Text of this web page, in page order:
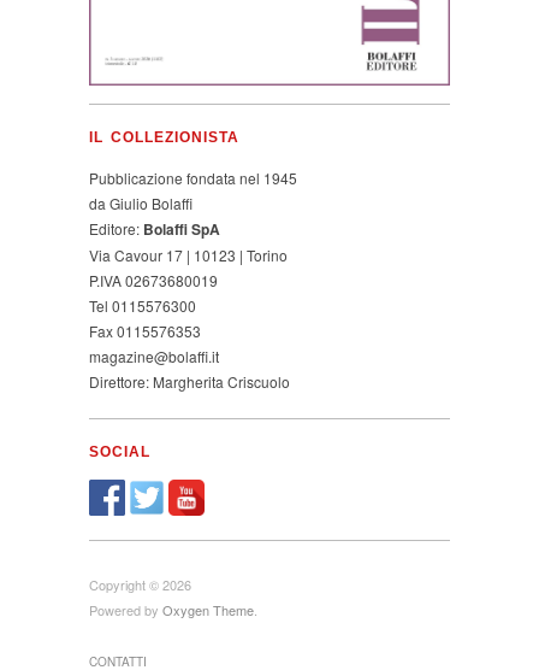
IL COLLEZIONISTA
Pubblicazione fondata nel 1945
da Giulio Bolaffi
Editore: Bolaffi SpA
Via Cavour 17 | 10123 | Torino
P.IVA 02673680019
Tel 0115576300
Fax 0115576353
magazine@bolaffi.it
Direttore: Margherita Criscuolo
SOCIAL
Copyright © 2026
Powered by Oxygen Theme
CONTATTI